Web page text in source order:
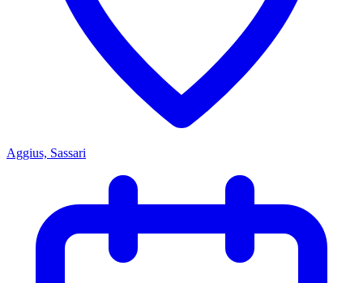
Aggius, Sassari